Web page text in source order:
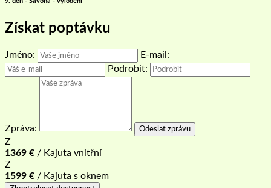
Získat poptávku
Jméno:
E-mail:
Podrobit:
Zpráva: Odeslat zprávu
Z
1369 € / Kajuta vnitřní
Z
1599 € / Kajuta s oknem